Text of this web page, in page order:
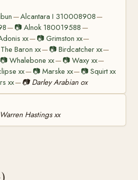
—Alcantara I 310008908—
— 📷Alnok 180019588 —
xx— 📷 Grimston xx—
The Baron xx— 📷 Birdcatcher xx—
📷Whalebone xx— 📷 Waxy xx—
xx— 📷 Marske xx— 📷 Squirt xx
xx—📷 Darley Arabian ox
Hastings xx